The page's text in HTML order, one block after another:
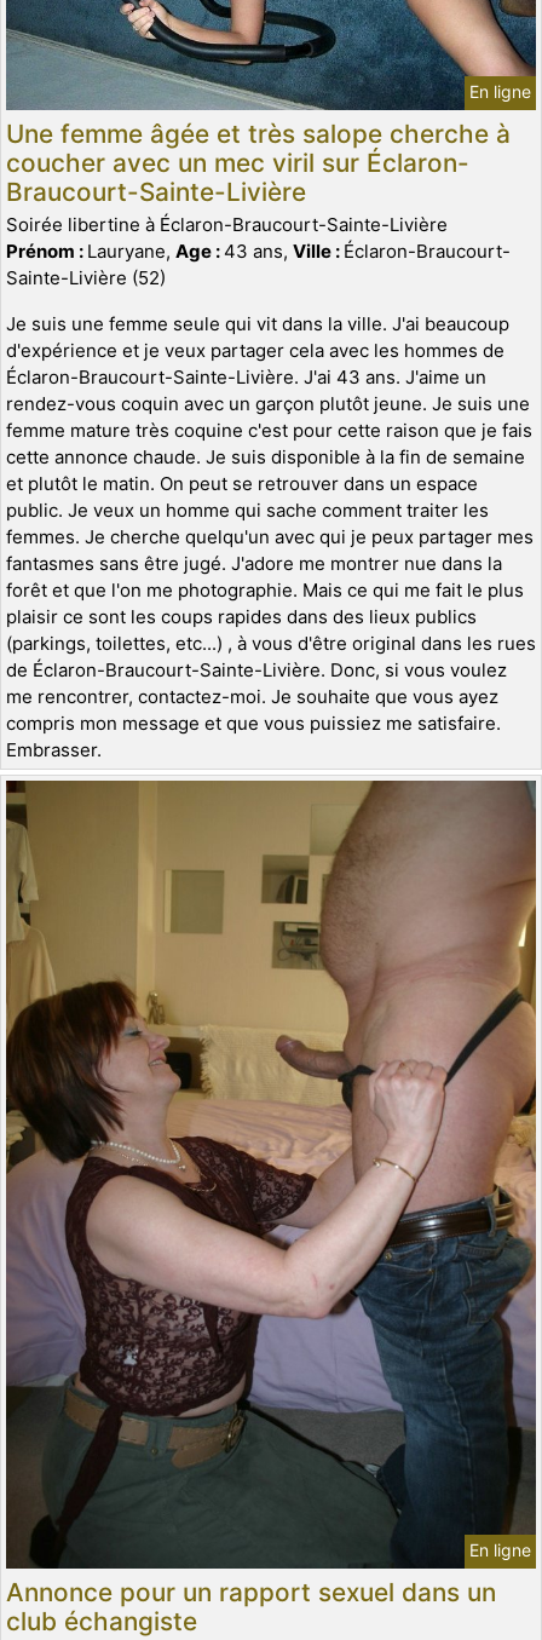
En ligne
Une femme âgée et très salope cherche à
coucher avec un mec viril sur Éclaron-
Braucourt-Sainte-Livière
Soirée libertine à Éclaron-Braucourt-Sainte-Livière
Prénom : Lauryane, Age :43 ans, Ville : Éclaron-Braucourt-
Sainte-Livière (52)
Je suis une femme seule qui vit dans la ville. J'ai beaucoup
d'expérience et je veux partager cela avec les hommes de
Éclaron-Braucourt-Sainte-Livière. J'ai 43 ans. J'aime un
rendez-vous coquin avec un garçon plutôt jeune. Je suis une
femme mature très coquine c'est pour cette raison que je fais
cette annonce chaude. Je suis disponible à la fin de semaine
et plutôt le matin. On peut se retrouver dans un espace
public. Je veux un homme qui sache comment traiter les
femmes. Je cherche quelqu'un avec qui je peux partager mes
fantasmes sans être jugé. J'adore me montrer nue dans la
forêt et que l'on me photographie. Mais ce qui me fait le plus
plaisir ce sont les coups rapides dans des lieux publics
(parkings, toilettes, etc...) , à vous d'être original dans les rues
de Éclaron-Braucourt-Sainte-Livière. Donc, si vous voulez
me rencontrer, contactez-moi. Je souhaite que vous ayez
compris mon message et que vous puissiez me satisfaire.
Embrasser.
En ligne
Annonce pour un rapport sexuel dans un
club échangiste